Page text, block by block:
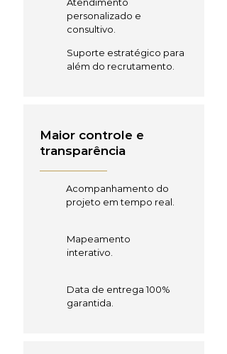
personalizado e
consultivo.
Suporte estratégico para
além do recrutamento.
Maior controle e
transparência
Acompanhamento do
projeto em tempo real.
Mapeamento
interativo.
Data de entrega 100%
garantida.